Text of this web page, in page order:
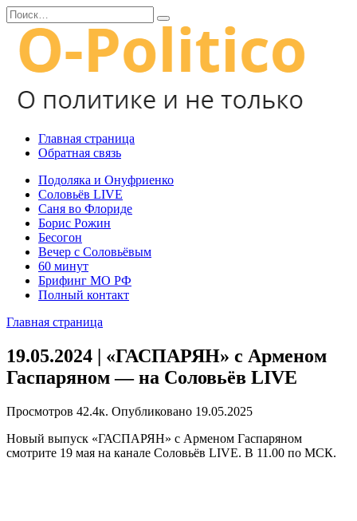
Перейти
к
содержанию
Search
for:
Главная страница
Обратная связь
Подоляка и Онуфриенко
Соловьёв LIVE
Саня во Флориде
Борис Рожин
Бесогон
Вечер с Соловьёвым
60 минут
Брифинг МО РФ
Полный контакт
Главная страница
19.05.2024 | «ГАСПАРЯН» с Арменом
Гаспаряном — на Соловьёв LIVE
Просмотров 42.4к. Опубликовано 19.05.2025
Новый выпуск «ГАСПАРЯН» с Арменом Гаспаряном
смотрите 19 мая на канале Соловьёв LIVE. В 11.00 по МСК.